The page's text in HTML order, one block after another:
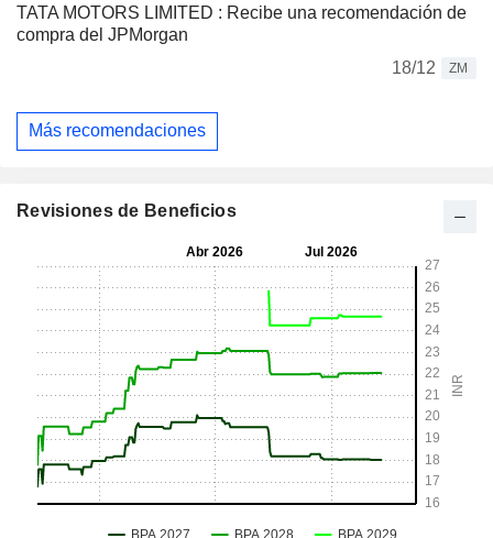
TATA MOTORS LIMITED : Recibe una recomendación de
compra del JPMorgan
18/12
ZM
Más recomendaciones
Revisiones de Beneficios